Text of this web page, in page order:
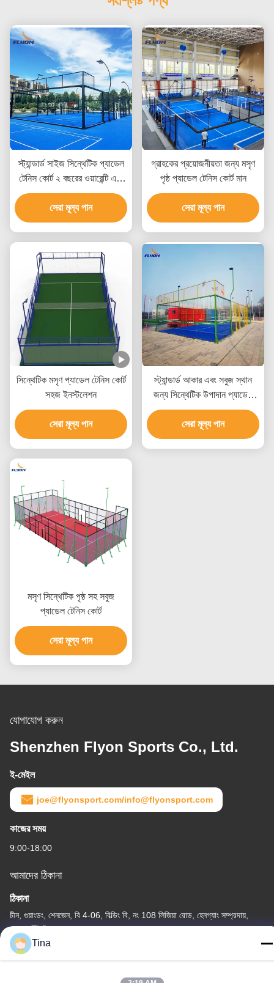
স্ট্যান্ডার্ড সাইজ সিন্থেটিক প্যাডেল
টেনিস কোর্ট ২ বছরের ওয়ারেন্টি এবং
সবুজ পৃষ্ঠের সাথে
সেরা মূল্য পান
গ্রাহকের প্রয়োজনীয়তা জন্য মসৃণ
পৃষ্ঠ প্যাডেল টেনিস কোর্ট মান
সেরা মূল্য পান
সিন্থেটিক মসৃণ প্যাডেল টেনিস কোর্ট
সহজ ইনস্টলেশন
সেরা মূল্য পান
স্ট্যান্ডার্ড আকার এবং সবুজ স্থান
জন্য সিন্থেটিক উপাদান প্যাডেল
টেনিস কোর্ট
সেরা মূল্য পান
মসৃণ সিন্থেটিক পৃষ্ঠ সহ সবুজ
প্যাডেল টেনিস কোর্ট
সেরা মূল্য পান
যোগাযোগ করুন
Shenzhen Flyon Sports Co., Ltd.
ই-মেইল
joe@flyonsport.com/info@flyonsport.com
কাজের সময়
9:00-18:00
আমাদের ঠিকানা
ঠিকানা
চীন, গুয়াংডং, শেনজেন, বি 4-06, বিল্ডিং বি, নং 108 লিজিয়া রোড, হেনগ্যাং সম্প্রদায়,
লংগ্যাং স্ট্রিট
টেলিফোন
Tina